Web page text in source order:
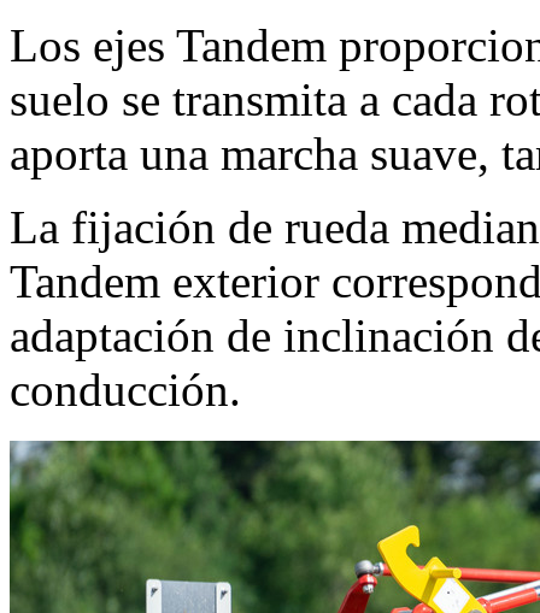
Los ejes Tandem
suelo se transmita a cada
aporta una marcha suave,
La fijación de rueda
Tandem exterior
adaptación de inclinación
conducción.